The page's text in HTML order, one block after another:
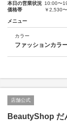
本日の営業状況 10:00〜
価格帯
￥2,530
メニュー
カラー
ファッションカラ
店舗公式
BeautyShop だ